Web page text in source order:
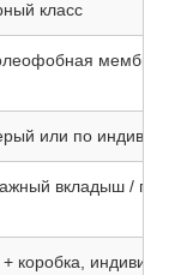
класс
мембрана
или по
вкладыш / по
коробка,